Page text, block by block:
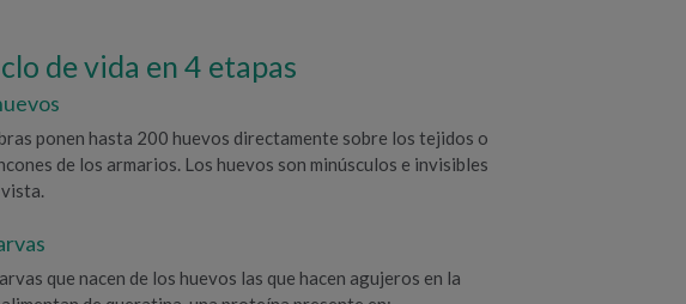
de vida en 4 etapas
ponen hasta 200 huevos directamente sobre los tejidos o
de los armarios. Los huevos son minúsculos e invisibles
vista.
que nacen de los huevos las que hacen agujeros en la